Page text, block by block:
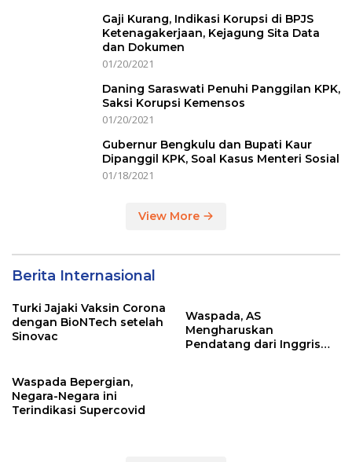
Gaji Kurang, Indikasi Korupsi di BPJS
Ketenagakerjaan, Kejagung Sita Data
dan Dokumen
01/20/2021
Daning Saraswati Penuhi Panggilan KPK,
Saksi Korupsi Kemensos
01/20/2021
Gubernur Bengkulu dan Bupati Kaur
Dipanggil KPK, Soal Kasus Menteri Sosial
01/18/2021
View More
Berita Internasional
Turki Jajaki Vaksin Corona
dengan BioNTech setelah
Sinovac
Waspada, AS
Mengharuskan
Pendatang dari Inggris
Waspada Bepergian,
Negara-Negara ini
Terindikasi Supercovid